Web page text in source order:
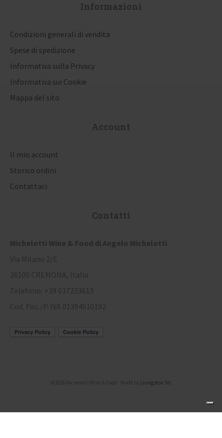
a
r
t
o
l
i
Informazioni
Condizioni generali di vendita
Spese di spedizione
Informativa sulla Privacy
Informativa sui Cookie
Mappa del sito
Account
Il mio account
Storico ordini
Contattaci
Contatti
Michelotti Wine & Food di Angelo Michelotti
Via Milano 2/E
26100 CREMONA, Italia
Telefono: +39 037233613
Cod. Fisc./P. IVA 01394910192
©2026 Michelotti Wine & Food · Made by Livingston Srl